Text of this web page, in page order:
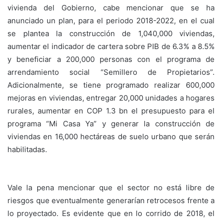
vivienda del Gobierno, cabe mencionar que se ha
anunciado un plan, para el periodo 2018-2022, en el cual
se plantea la construcción de 1,040,000 viviendas,
aumentar el indicador de cartera sobre PIB de 6.3% a 8.5%
y beneficiar a 200,000 personas con el programa de
arrendamiento social “Semillero de Propietarios”.
Adicionalmente, se tiene programado realizar 600,000
mejoras en viviendas, entregar 20,000 unidades a hogares
rurales, aumentar en COP 1.3 bn el presupuesto para el
programa “Mi Casa Ya” y generar la construcción de
viviendas en 16,000 hectáreas de suelo urbano que serán
habilitadas.
Vale la pena mencionar que el sector no está libre de
riesgos que eventualmente generarían retrocesos frente a
lo proyectado. Es evidente que en lo corrido de 2018, el